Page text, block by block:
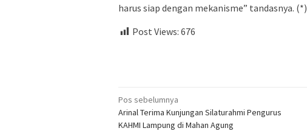
harus siap dengan mekanisme” tandasnya. (*)
Post Views: 676
Navigasi
pos
Pos sebelumnya
Arinal Terima Kunjungan Silaturahmi Pengurus
KAHMI Lampung di Mahan Agung